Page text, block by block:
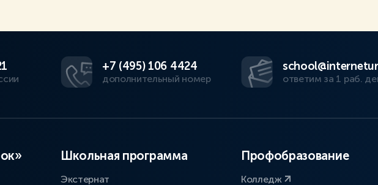
+7 (495) 106 4424
дополнительный номер ответим за 1 раб.
Школьная программа
Экстернат
Профобразование
Колледж